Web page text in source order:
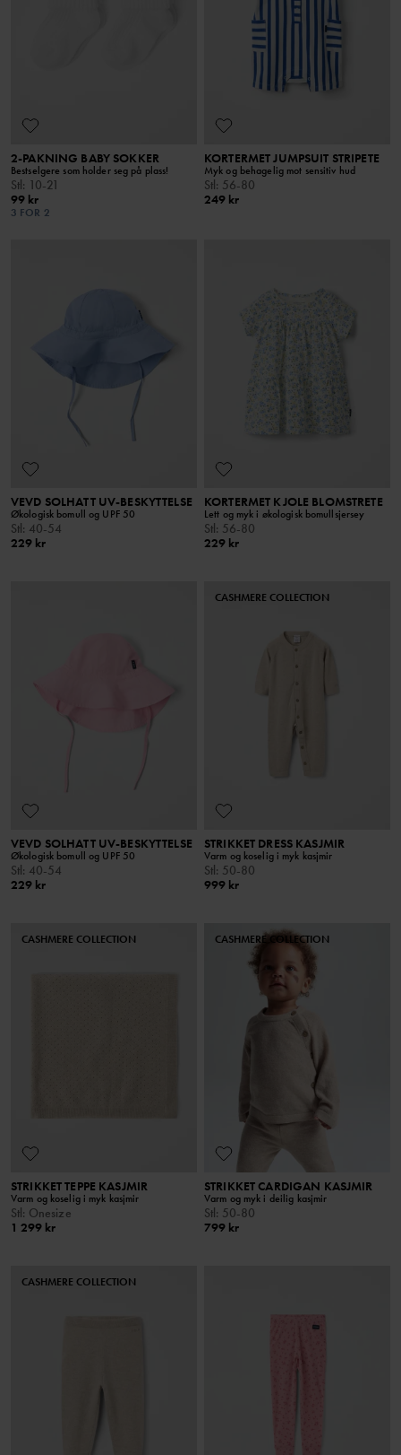
2-PAKNING BABY SOKKER
Bestselgere som holder seg på plass!
Stl: 10-21
99 kr
3 FOR 2
KORTERMET JUMPSUIT STRIPETE
Myk og behagelig mot sensitiv hud
Stl: 56-80
249 kr
VEVD SOLHATT UV-BESKYTTELSE
Økologisk bomull og UPF 50
Stl: 40-54
229 kr
KORTERMET KJOLE BLOMSTRETE
Lett og myk i økologisk bomullsjersey
Stl: 56-80
229 kr
VEVD SOLHATT UV-BESKYTTELSE
Økologisk bomull og UPF 50
Stl : 40-54
229 kr
CASHMERE COLLECTION
STRIKKET DRESS KASJMIR
Varm og koselig i myk kasjmir
Stl : 50-80
999 kr
CASHMERE COLLECTION
STRIKKET TEPPE KASJMIR
Varm og koselig i myk kasjmir
Stl: Onesize
1 299 kr
CASHMERE COLLECTION
STRIKKET CARDIGAN KASJMIR
Varm og myk i deilig kasjmir
Stl: 50-80
799 kr
CASHMERE COLLECTION